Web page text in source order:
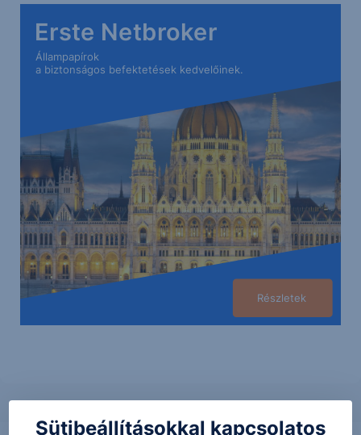
Erste Netbroker
Állampapírok
a biztonságos befektetések kedvelőinek.
Részletek
Sütibeállításokkal kapcsolatos